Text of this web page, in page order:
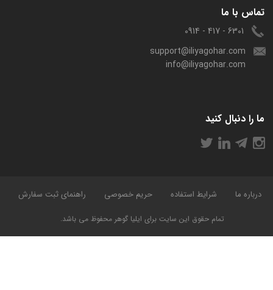
تمام حقوق این سایت برای ایلیا گوهر محفوظ می باشد.
درباره ما شرایط استفاده حریم خصوصی راهنمای ثبت سفارش
تماس با ما
6301 - 417 - 0914
support@iliyagohar.com
info@iliyagohar.com
ما را دنبال کنید